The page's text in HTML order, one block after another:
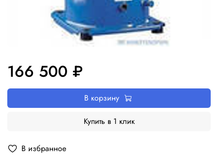
В избранное
166 500 ₽
В корзину
Купить в 1 клик